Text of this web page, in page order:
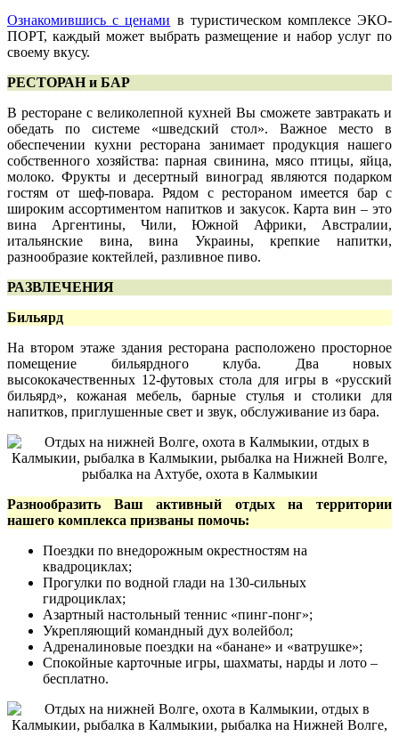
Ознакомившись с ценами в туристическом комплексе ЭКО-
ПОРТ, каждый может выбрать размещение и набор услуг по
своему вкусу.
РЕСТОРАН и БАР
В ресторане с великолепной кухней Вы сможете завтракать и
обедать по системе «шведский стол». Важное место в
обеспечении кухни ресторана занимает продукция нашего
собственного хозяйства: парная свинина, мясо птицы, яйца,
молоко. Фрукты и десертный виноград являются подарком
гостям от шеф-повара. Рядом с рестораном имеется бар с
широким ассортиментом напитков и закусок. Карта вин – это
вина Аргентины, Чили, Южной Африки, Австралии,
итальянские вина, вина Украины, крепкие напитки,
разнообразие коктейлей, разливное пиво.
РАЗВЛЕЧЕНИЯ
Бильярд
На втором этаже здания ресторана расположено просторное
помещение бильярдного клуба. Два новых
высококачественных 12-футовых стола для игры в «русский
бильярд», кожаная мебель, барные стулья и столики для
напитков, приглушенные свет и звук, обслуживание из бара.
Разнообразить Ваш активный отдых на территории
нашего комплекса призваны помочь:
Поездки по внедорожным окрестностям на
квадроциклах;
Прогулки по водной глади на 130-сильных
гидроциклах;
Азартный настольный теннис «пинг-понг»;
Укрепляющий командный дух волейбол;
Адреналиновые поездки на «банане» и «ватрушке»;
Спокойные карточные игры, шахматы, нарды и лото –
бесплатно.